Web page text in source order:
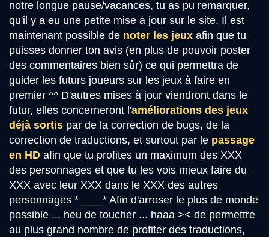
notre longue pause/vacances, tu as pu remarquer,
qu'il y a eu une petite mise à jour sur le site. Il est
maintenant possible de noter les jeux afin que tu
puisses donner ton avis (en plus de pouvoir poster
des commentaires bien sûr) ce qui permettra de
guider les futurs joueurs sur les jeux à faire en
premier ^^ D'autres mises à jour viendront dans le
futur, elles concerneront l'améliorations des jeux
déjà sortis par de la correction de bugs, de la
correction de traductions, et surtout par le passage
en HD afin que tu profites un maximum des XXX
des personnages et que tu les vois mieux faire du
XXX avec leur XXX dans le XXX des autres
personnages *____* Afin d'arroser le plus de monde
possible ... heu de toucher ... haaa >< de permettre
au plus grand nombre de profiter des traductions,